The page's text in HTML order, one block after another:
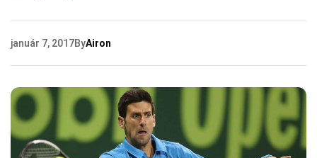
január 7, 2017ByAiron